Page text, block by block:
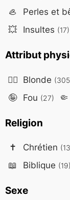
🦪 Perles et
💥 Insultes (17)
Attribut
👱‍♀️ Blonde
🤪 Fou (27) 🤏
Religion
✝️ Chrétien
📖 Biblique (19)
Sexe